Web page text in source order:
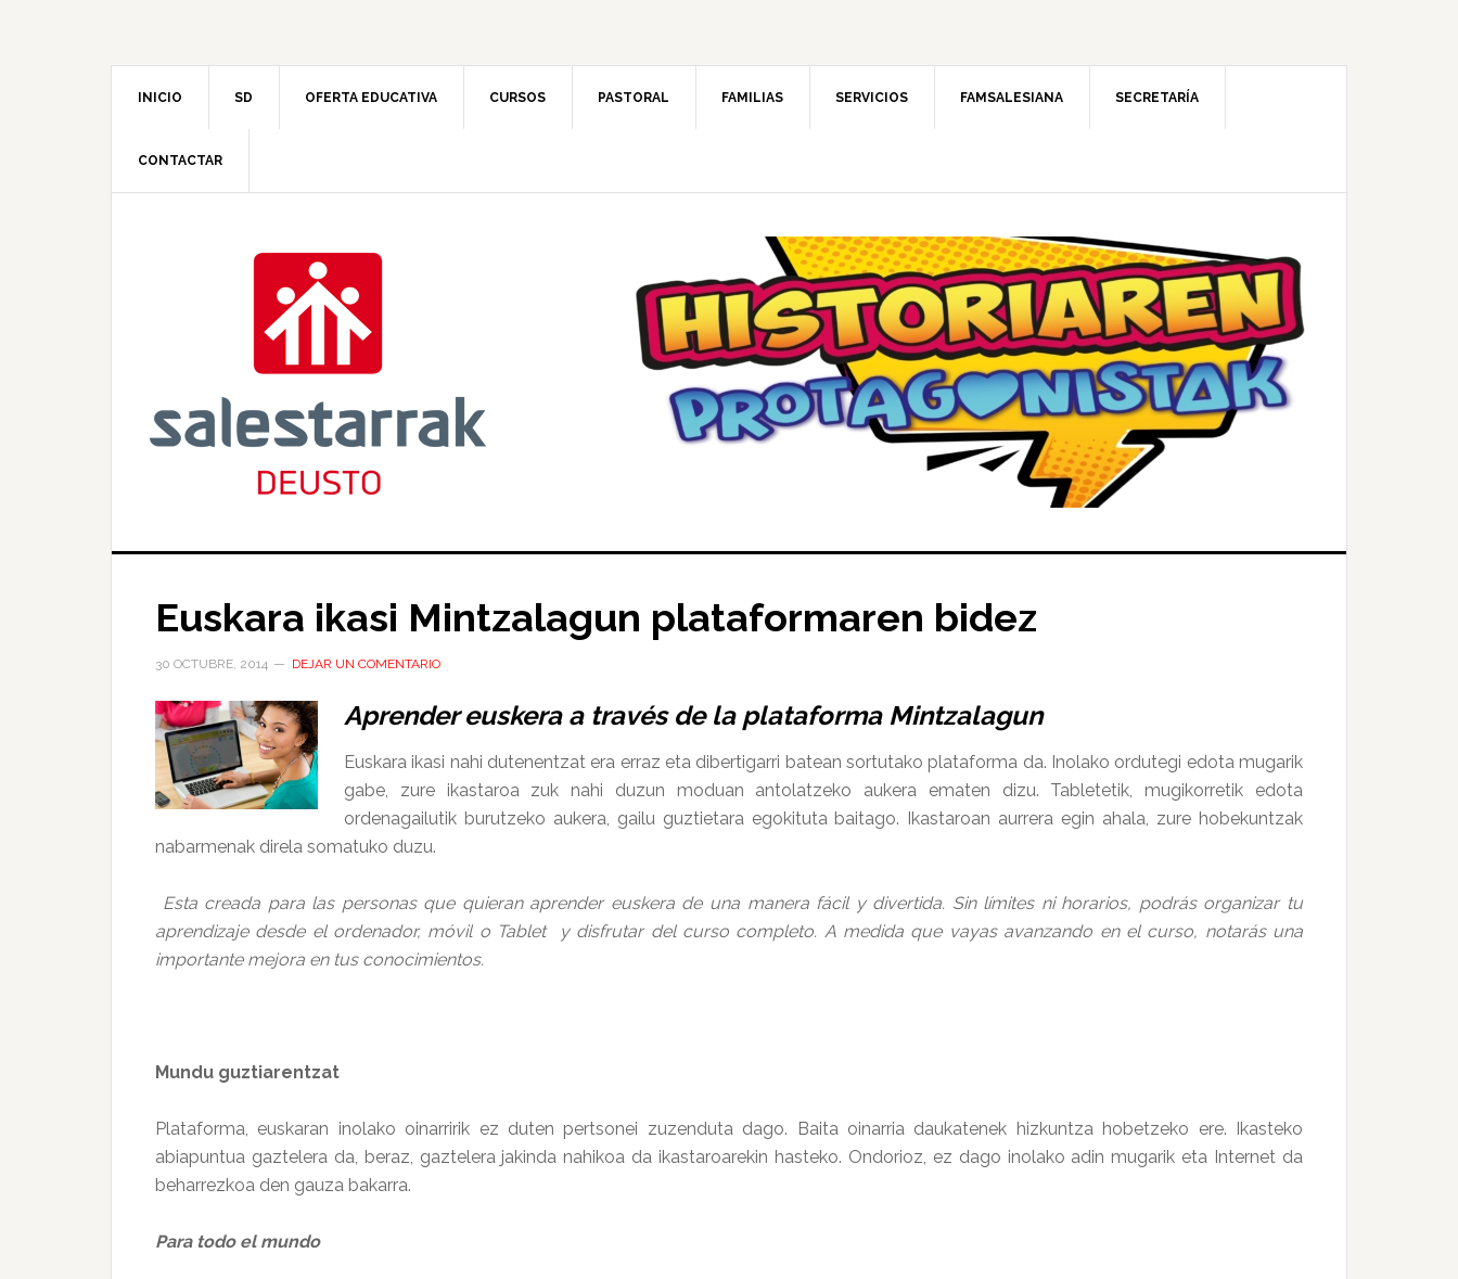
INICIO SD OFERTA EDUCATIVA CURSOS PASTORAL FAMILIAS SERVICIOS FAMSALESIANA SECRETARÍA
CONTACTAR
Euskara ikasi Mintzalagun plataformaren bidez
30 OCTUBRE, 2014 DEJAR UN COMENTARIO
Aprender euskera a través de la plataforma Mintzalagun
Euskara ikasi nahi dutenentzat era erraz eta dibertigarri batean sortutako plataforma da. Inolako ordutegi edota mugarik
gabe, zure ikastaroa zuk nahi duzun moduan antolatzeko aukera ematen dizu. Tabletetik, mugikorretik edota
ordenagailutik burutzeko aukera, gailu guztietara egokituta baitago. Ikastaroan aurrera egin ahala, zure hobekuntzak
nabarmenak direla somatuko duzu.
Esta creada para las personas que quieran aprender euskera de una manera fácil y divertida. Sin límites ni horarios, podrás organizar tu
aprendizaje desde el ordenador, móvil o Tablet y disfrutar del curso completo. A medida que vayas avanzando en el curso, notarás una
importante mejora en tus conocimientos.
Mundu guztiarentzat
Plataforma, euskaran inolako oinarririk ez duten pertsonei zuzenduta dago. Baita oinarria daukatenek hizkuntza hobetzeko ere. Ikasteko
abiapuntua gaztelera da, beraz, gaztelera jakinda nahikoa da ikastaroarekin hasteko. Ondorioz, ez dago inolako adin mugarik eta Internet da
beharrezkoa den gauza bakarra.
Para todo el mundo